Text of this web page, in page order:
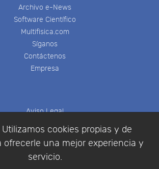
Utilizamos cookies propias y de
ofrecerle una mejor experiencia y
servicio.
Archivo e-News
Software Científico
Multifisica.com
Síganos
Contáctenos
Empresa
Aviso Legal
Condiciones de compra
Identificarse